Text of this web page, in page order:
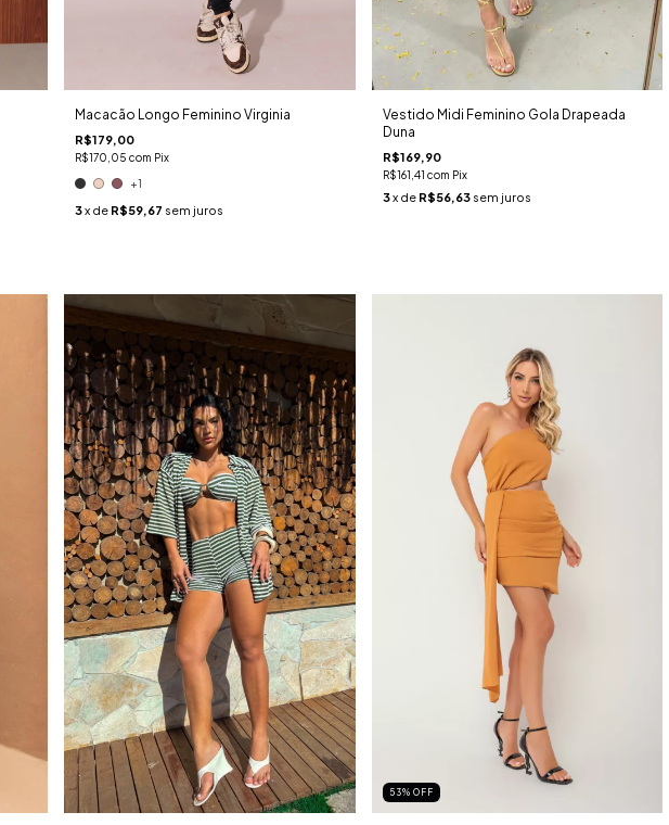
Macacão Longo Feminino Virginia
R$179,00
R$170,05 com Pix
+1
3x de R$59,67 sem juros
Vestido Midi Feminino Gola Drapeada
Duna
R$169,90
R$161,41 com Pix
3x de R$56,63 sem juros
53% OFF